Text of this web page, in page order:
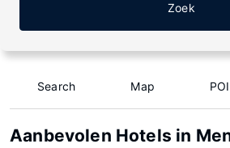
Zoek
Search Map POI
Aanbevolen Hotels in